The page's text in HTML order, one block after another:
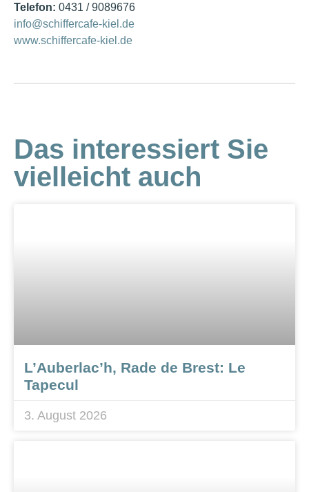
Telefon: 0431 / 9089676
info@schiffercafe-kiel.de
www.schiffercafe-kiel.de
Das interessiert Sie
vielleicht auch
L’Auberlac’h, Rade de Brest: Le
Tapecul
3. August 2026